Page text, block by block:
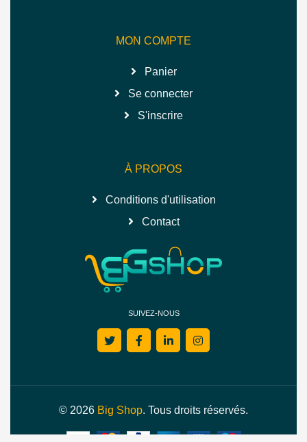
MON COMPTE
Panier
Se connecter
S'inscrire
À PROPOS
Conditions d'utilisation
Contact
SUIVEZ-NOUS
© 2026 Big Shop. Tous droits réservés.